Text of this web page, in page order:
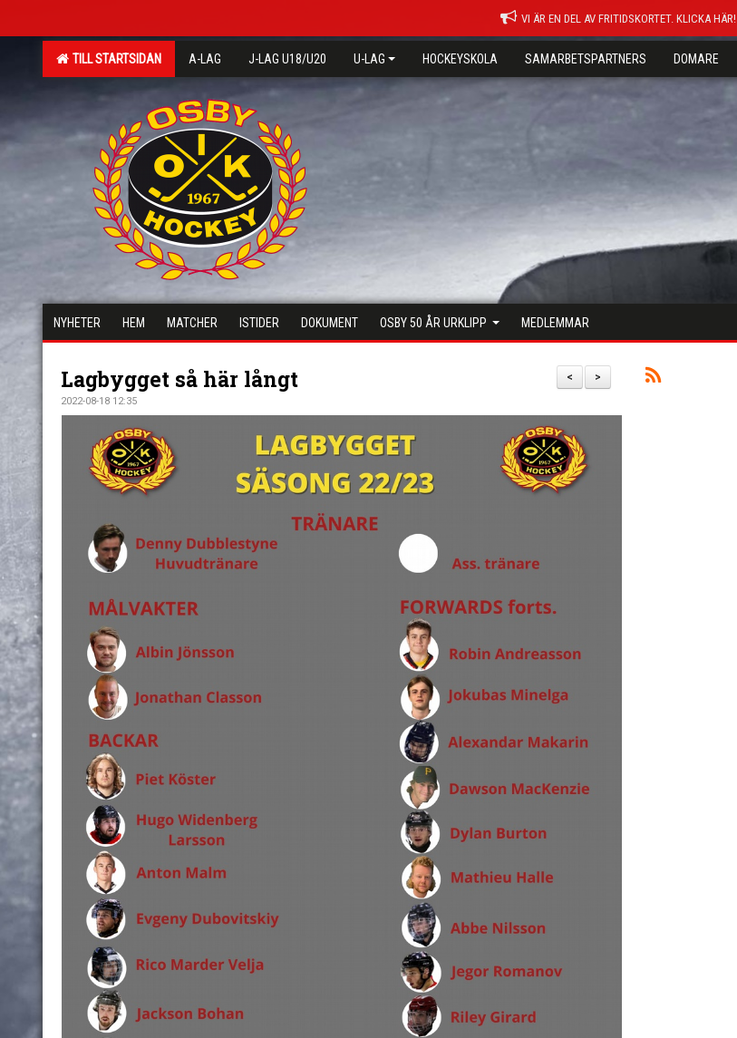
VI ÄR EN DEL AV FRITIDSKORTET. KLICKA HÄR!
TILL STARTSIDAN A-LAG J-LAG U18/U20 U-LAG HOCKEYSKOLA SAMARBETSPARTNERS DOMARE
NYHETER HEM MATCHER ISTIDER DOKUMENT OSBY 50 ÅR URKLIPP MEDLEMMAR
>
<
Lagbygget så här långt
2022-08-18 12:35